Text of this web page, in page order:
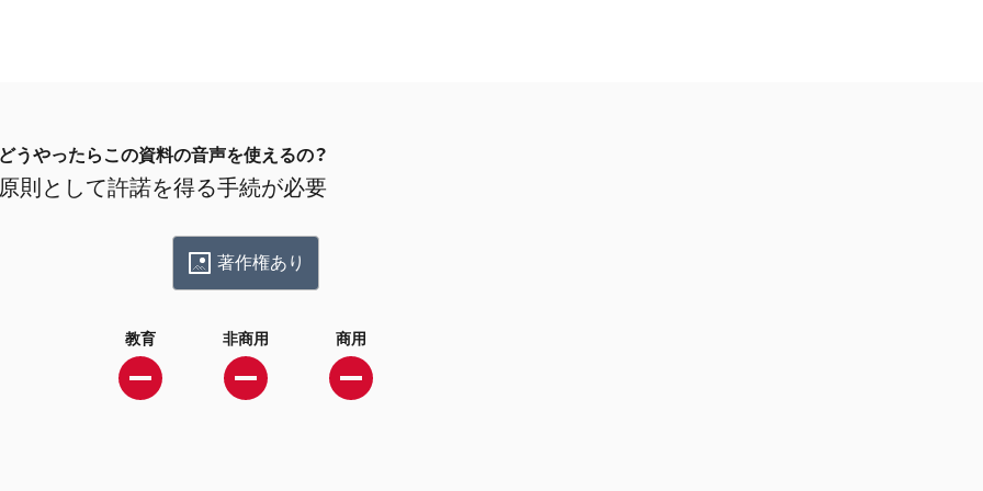
どうやったらこの資料の音声を使えるの？
原則として許諾を得る手続が必要
著作権あり
教育 非商用 商用